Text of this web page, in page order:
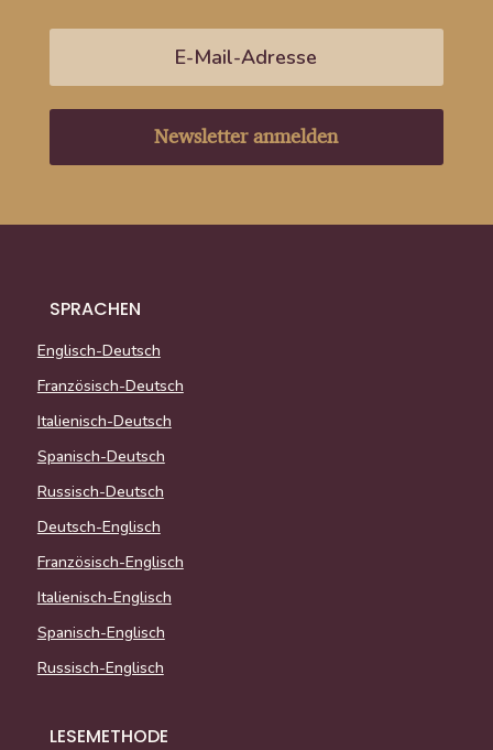
Newsletter anmelden
SPRACHEN
Englisch-Deutsch
Französisch-Deutsch
Italienisch-Deutsch
Spanisch-Deutsch
Russisch-Deutsch
Deutsch-Englisch
Französisch-Englisch
Italienisch-Englisch
Spanisch-Englisch
Russisch-Englisch
LESEMETHODE